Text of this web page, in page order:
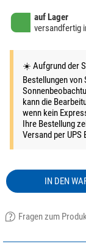
auf Lager
versandfertig
☀️ Aufgrund der
Bestellungen von
kann die
wenn kein
Ihre Bestellung
Versand per UPS
IN DEN
Fragen zum